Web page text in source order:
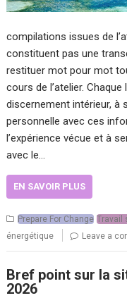
compilations issues de
constituent pas une
restituer mot pour mot
cours de l’atelier.
discernement intérieur, à
personnelle avec ces
l’expérience vécue et à
avec le…
EN SAVOIR PLUS
Prepare For Change Travail
énergétique
Leave a
Bref point sur la
2026